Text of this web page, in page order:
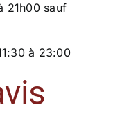
21h00 sauf
à 23:00